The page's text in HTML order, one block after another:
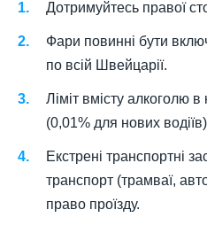
Дотримуйтесь правої
Фари повинні бути
по всій Швейцарії.
Ліміт вмісту алкоголю
(0,01% для нових
Екстрені транспортні
транспорт (трамваї,
право проїзду.